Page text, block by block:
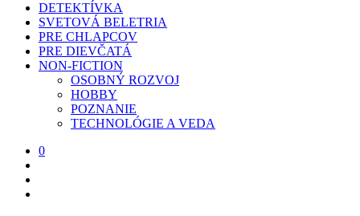
DETEKTÍVKA
SVETOVÁ BELETRIA
PRE CHLAPCOV
PRE DIEVČATÁ
NON-FICTION
OSOBNÝ ROZVOJ
HOBBY
POZNANIE
TECHNOLÓGIE A VEDA
0